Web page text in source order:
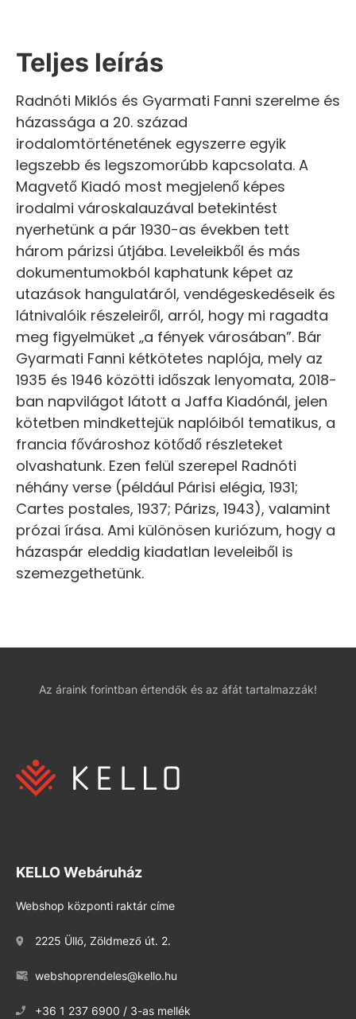
Teljes leírás
Radnóti Miklós és Gyarmati Fanni szerelme és
házassága a 20. század
irodalomtörténetének egyszerre egyik
legszebb és legszomorúbb kapcsolata. A
Magvető Kiadó most megjelenő képes
irodalmi városkalauzával betekintést
nyerhetünk a pár 1930-as években tett
három párizsi útjába. Leveleikből és más
dokumentumokból kaphatunk képet az
utazások hangulatáról, vendégeskedéseik és
látnivalóik részeleiről, arról, hogy mi ragadta
meg figyelmüket „a fények városában”. Bár
Gyarmati Fanni kétkötetes naplója, mely az
1935 és 1946 közötti időszak lenyomata, 2018-
ban napvilágot látott a Jaffa Kiadónál, jelen
kötetben mindkettejük naplóiból tematikus, a
francia fővároshoz kötődő részleteket
olvashatunk. Ezen felül szerepel Radnóti
néhány verse (például Párisi elégia, 1931;
Cartes postales, 1937; Párizs, 1943), valamint
prózai írása. Ami különösen kuriózum, hogy a
házaspár eleddig kiadatlan leveleiből is
szemezgethetünk.
Az áraink forintban értendők és az áfát tartalmazzák!
KELLO Webáruház
Webshop központi raktár címe
2225 Üllő, Zöldmező út. 2.
webshoprendeles@kello.hu
+36 1 237 6900 / 3-as mellék